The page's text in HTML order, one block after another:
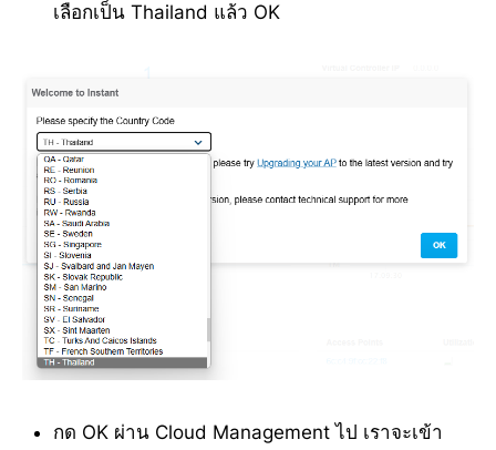
เลือกเป็น Thailand แล้ว OK
กด OK ผ่าน Cloud Management ไป เราจะเข้า